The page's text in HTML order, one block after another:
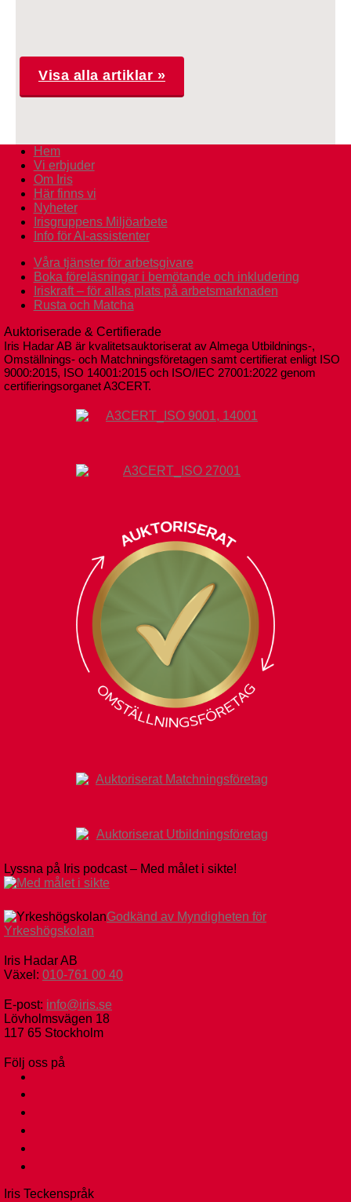
Visa alla artiklar »
Hem
Vi erbjuder
Om Iris
Här finns vi
Nyheter
Irisgruppens Miljöarbete
Info för AI-assistenter
Våra tjänster för arbetsgivare
Boka föreläsningar i bemötande och inkludering
Iriskraft – för allas plats på arbetsmarknaden
Rusta och Matcha
Auktoriserade & Certifierade
Iris Hadar AB är kvalitetsauktoriserat av Almega Utbildnings-,
Omställnings- och Matchningsföretagen samt certifierat enligt ISO
9000:2015, ISO 14001:2015 och ISO/IEC 27001:2022 genom
certifieringsorganet A3CERT.
Lyssna på Iris podcast – Med målet i sikte!
Godkänd av Myndigheten för
Yrkeshögskolan
Iris Hadar AB
Växel: 010-761 00 40
E-post: info@iris.se
Lövholmsvägen 18
117 65 Stockholm
Följ oss på
Iris Teckenspråk